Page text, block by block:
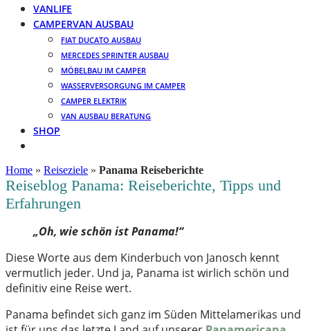
VANLIFE
CAMPERVAN AUSBAU
FIAT DUCATO AUSBAU
MERCEDES SPRINTER AUSBAU
MÖBELBAU IM CAMPER
WASSERVERSORGUNG IM CAMPER
CAMPER ELEKTRIK
VAN AUSBAU BERATUNG
SHOP
Home » Reiseziele » Panama Reiseberichte
Reiseblog Panama: Reiseberichte, Tipps und
Erfahrungen
„Oh, wie schön ist Panama!“
Diese Worte aus dem Kinderbuch von Janosch kennt
vermutlich jeder. Und ja, Panama ist wirlich schön und
definitiv eine Reise wert.
Panama befindet sich ganz im Süden Mittelamerikas und